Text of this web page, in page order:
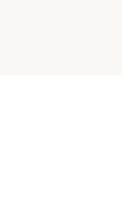
kokybės ne